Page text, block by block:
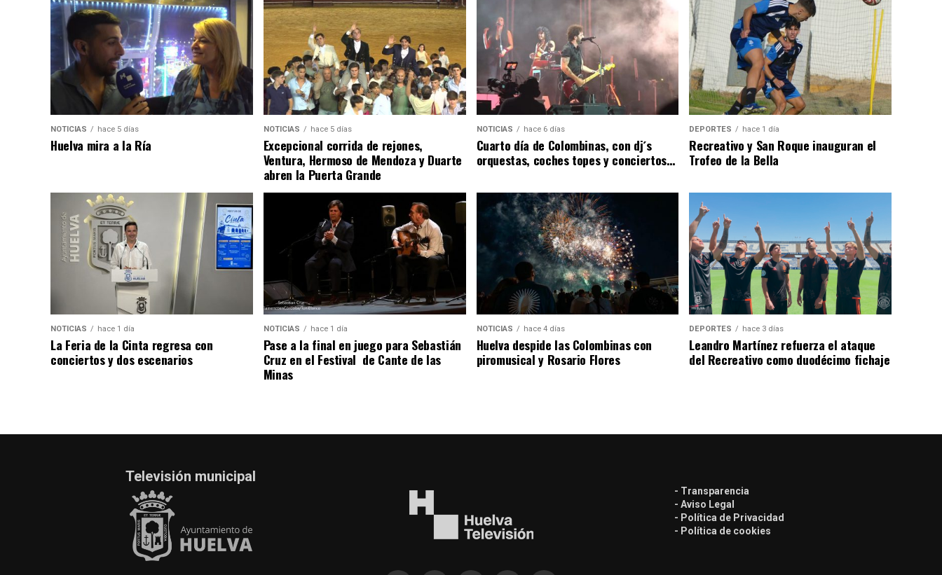
NOTICIAS hace 5 días
Huelva mira a la Ría
NOTICIAS hace 5 días
Excepcional corrida de rejones,
Ventura, Hermoso de Mendoza y Duarte
abren la Puerta Grande
NOTICIAS hace 6 días
Cuarto día de Colombinas, con dj´s
orquestas, coches topes y conciertos…
DEPORTES hace 1 día
Recreativo y San Roque inauguran el
Trofeo de la Bella
NOTICIAS hace 1 día
La Feria de la Cinta regresa con
conciertos y dos escenarios
NOTICIAS hace 1 día
Pase a la final en juego para Sebastián
Cruz en el Festival de Cante de las
Minas
NOTICIAS hace 4 días
Huelva despide las Colombinas con
piromusical y Rosario Flores
DEPORTES hace 3 días
Leandro Martínez refuerza el ataque
del Recreativo como duodécimo fichaje
Televisión municipal
- Transparencia
- Aviso Legal
- Política de Privacidad
- Política de cookies